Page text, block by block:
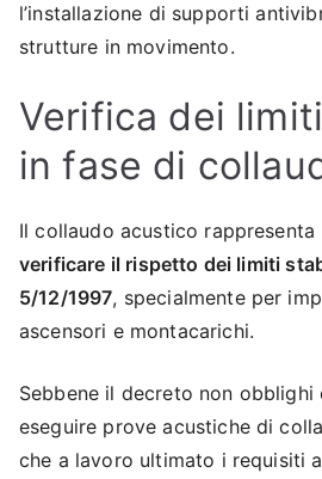
l’installazione di supporti
strutture in movimento.
Verifica dei
in fase di
Il collaudo acustico
verificare il rispetto dei limiti
5/12/1997, specialmente per
ascensori e montacarichi.
Sebbene il decreto non obblighi
eseguire prove acustiche di
che a lavoro ultimato i requisiti